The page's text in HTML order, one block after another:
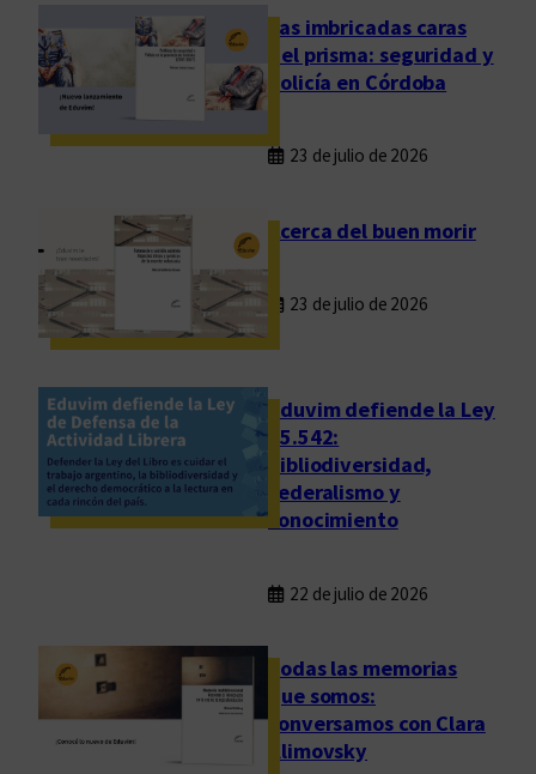
e
Las imbricadas caras
del prisma: seguridad y
policía en Córdoba
23 de julio de 2026
Acerca del buen morir
23 de julio de 2026
Eduvim defiende la Ley
25.542:
bibliodiversidad,
federalismo y
conocimiento
22 de julio de 2026
Todas las memorias
que somos:
conversamos con Clara
Klimovsky